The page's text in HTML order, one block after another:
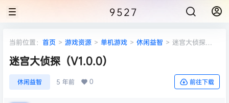
9527
当前位置： 首页 > 游戏资源 > 单机游戏 > 休闲益智 > 迷宫大侦探
迷宫大侦探（V1.0.0）
休闲益智 5 年前 0 前往下载